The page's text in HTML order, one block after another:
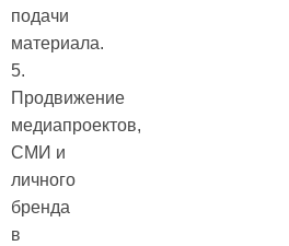
подачи
материала.
5.
Продвижение
медиапроектов,
СМИ и
личного
бренда
в